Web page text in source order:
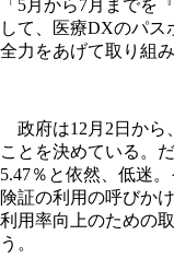
「5月から7月までを
して、医療DXのパス
全力をあげて取り組み
政府は12月2日から
ことを決めている。
5.47％と依然、低迷
険証の利用の呼びか
利用率向上のための
う。